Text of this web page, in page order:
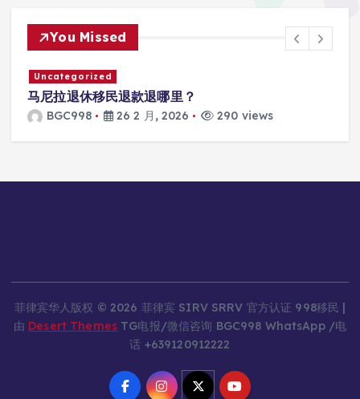
You Missed
Uncategorized
马尼拉退休移民退款退哪里？
BGC998 26 2 月, 2026 290 views
菲律宾华人版权 © 2026 菲律宾 SIRV SRRV 官方认证 998移民 |
由 Desert Themes TG电报/微信咨询 BGC998 WhatsApp /电
话 +639120912222